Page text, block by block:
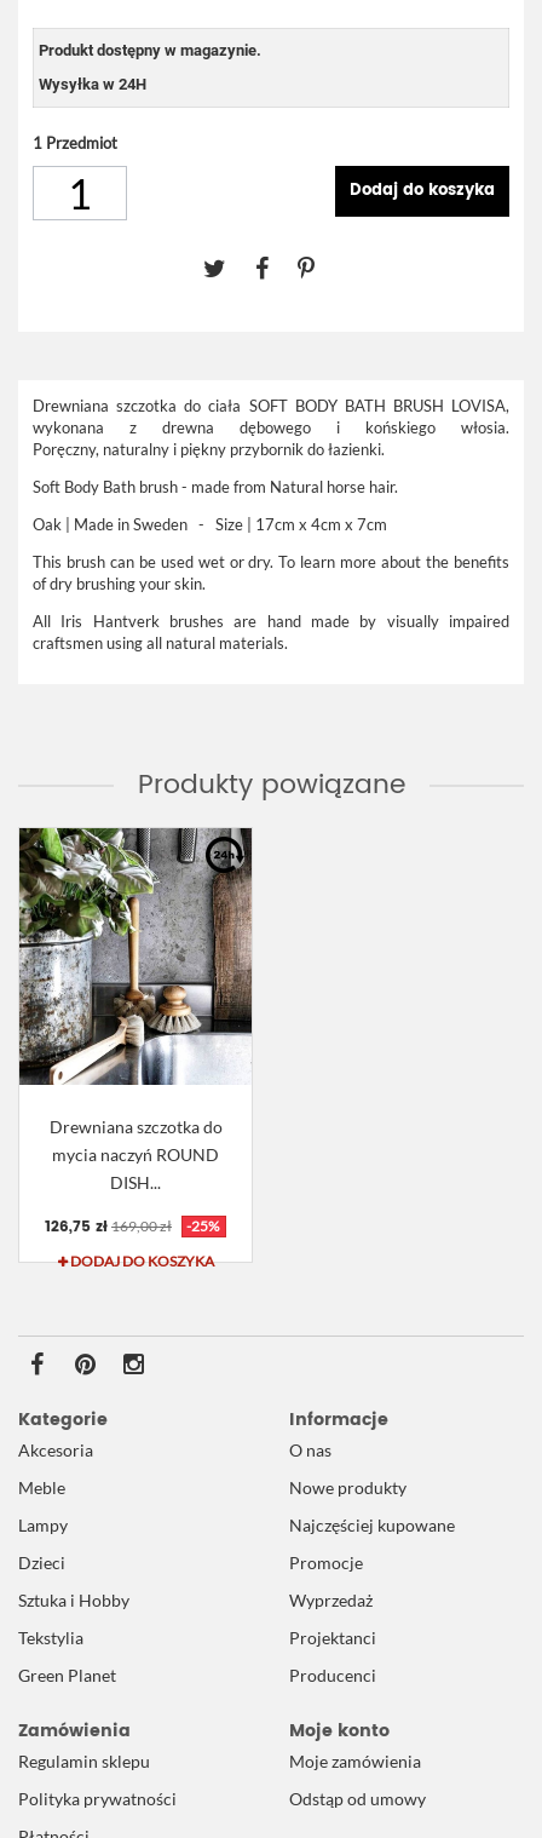
Produkt dostępny w magazynie.
Wysyłka w 24H
1 Przedmiot
Dodaj do koszyka
Drewniana szczotka do ciała SOFT BODY BATH BRUSH LOVISA,
wykonana z drewna dębowego i końskiego włosia.
Poręczny, naturalny i piękny przybornik do łazienki.
Soft Body Bath brush - made from Natural horse hair.
Oak | Made in Sweden - Size | 17cm x 4cm x 7cm
This brush can be used wet or dry. To learn more about the benefits
of dry brushing your skin.
All Iris Hantverk brushes are hand made by visually impaired
craftsmen using all natural materials.
Produkty powiązane
Drewniana szczotka do
mycia naczyń ROUND
DISH...
126,75 zł 169,00 zł
-25%
DODAJ DO KOSZYKA
Kategorie
Akcesoria
Meble
Lampy
Dzieci
Sztuka i Hobby
Tekstylia
Green Planet
Informacje
O nas
Nowe produkty
Najczęściej kupowane
Promocje
Wyprzedaż
Projektanci
Producenci
Zamówienia
Regulamin sklepu
Polityka prywatności
Moje konto
Moje zamówienia
Odstąp od umowy